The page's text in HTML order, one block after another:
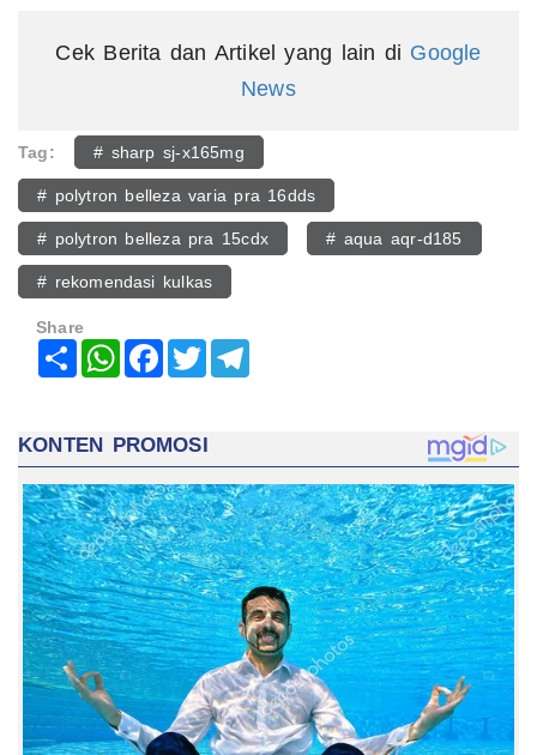
Cek Berita dan Artikel yang lain di Google
News
Tag: # sharp sj-x165mg
# polytron belleza varia pra 16dds
# polytron belleza pra 15cdx # aqua aqr-d185
# rekomendasi kulkas
Share
Share WhatsAppFacebook
Twitter